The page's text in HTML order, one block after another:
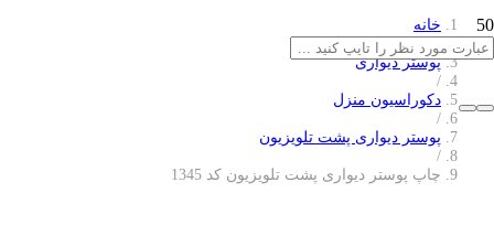
خانه
/
پوستر دیواری
/
دکوراسیون منزل
/
پوستر دیواری پشت تلویزیون
/
چاپ پوستر دیواری پشت تلویزیون کد 1345